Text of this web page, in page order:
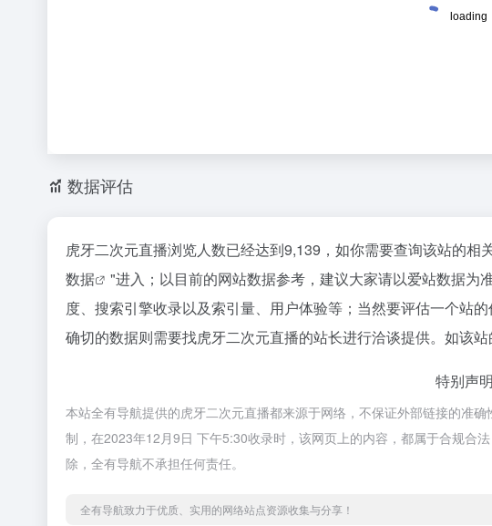
数据评估
虎牙二次元直播浏览人数已经达到9,139，如你需要查询该站的相
数据
"进入；以目前的网站数据参考，建议大家请以爱站数据为
度、搜索引擎收录以及索引量、用户体验等；当然要评估一个站
确切的数据则需要找虎牙二次元直播的站长进行洽谈提供。如该站
特别声明
本站全有导航提供的虎牙二次元直播都来源于网络，不保证外部链接的准
制，在2023年12月9日 下午5:30收录时，该网页上的内容，都属于合规合
除，全有导航不承担任何责任。
全有导航致力于优质、实用的网络站点资源收集与分享！